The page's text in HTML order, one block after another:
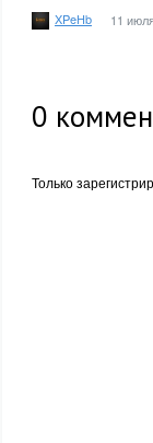
XPeHb 11
0
Только